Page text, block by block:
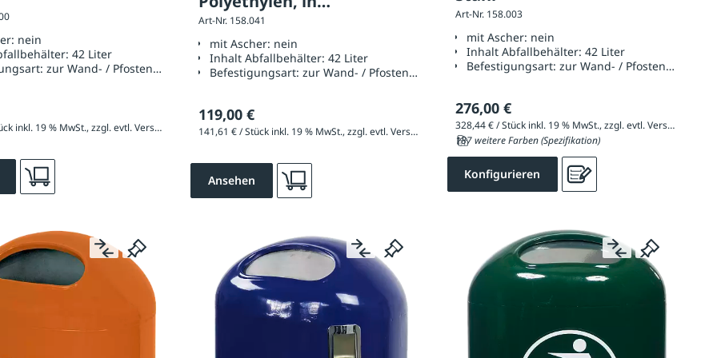
nein
42 Liter
zur Wand- / Pfostenbefestigung
258,23 € / Stück inkl. 19 % MwSt., zzgl. evtl. Versandkosten
smaragdgrün ähnlich RAL
6001
Art-Nr. 158.041
mit Ascher: nein
Inhalt Abfallbehälter:42 Liter
Befestigungsart:zur Wand- / Pfostenbefestigung
119,00 €
141,61 € / Stück inkl. 19 % MwSt., zzgl. evtl. Versandkosten
Ansehen
Art-Nr. 158.003
mit Ascher: nein
Inhalt Abfallbehälter: 42 Liter
Befestigungsart: zur Wand- /
276,00 €
328,44 € / Stück inkl. 19 % MwSt., zzgl. evtl. Versandkosten
187 weitere Farben (Spezifikation)
Konfigurieren